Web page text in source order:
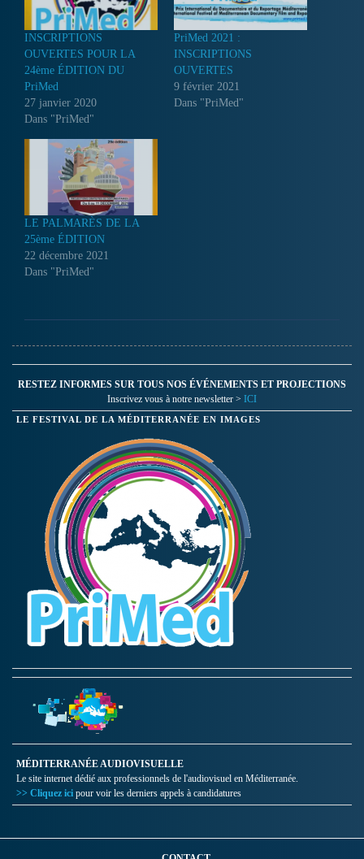
INSCRIPTIONS
OUVERTES POUR LA
24ème ÉDITION DU
PriMed
27 janvier 2020
Dans "PriMed"
PriMed 2021 :
INSCRIPTIONS
OUVERTES
9 février 2021
Dans "PriMed"
LE PALMARÈS DE LA
25ème ÉDITION
22 décembre 2021
Dans "PriMed"
RESTEZ INFORMES SUR TOUS NOS ÉVÉNEMENTS ET PROJECTIONS
Inscrivez vous à notre newsletter > ICI
LE FESTIVAL DE LA MÉDITERRANÉE EN IMAGES
MÉDITERRANÉE AUDIOVISUELLE
Le site internet dédié aux professionnels de l'audiovisuel en Méditerranée.
>> Cliquez ici pour voir les derniers appels à candidatures